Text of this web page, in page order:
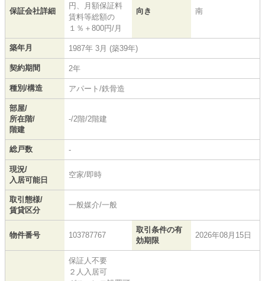
保証会社詳細
円、月額保証料
賃料等総額の
１％＋800円/月
向き 南
築年月 1987年 3月 (築39年)
契約期間 2年
種別/構造 アパート/鉄骨造
部屋/
所在階/
階建
-/2階/2階建
総戸数 -
現況/
入居可能日
空家/即時
取引態様/
賃貸区分
一般媒介/一般
物件番号 103787767
取引条件の有
効期限
2026年08月15日
保証人不要
２人入居可